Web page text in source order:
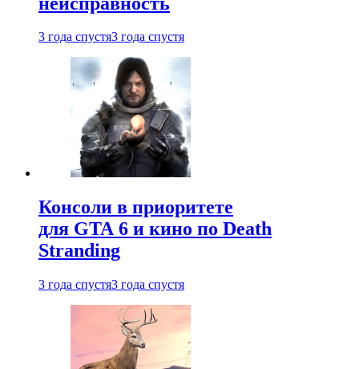
3 года спустя3 года спустя
Консоли в приоритете
для GTA 6 и кино по Death
Stranding
3 года спустя3 года спустя